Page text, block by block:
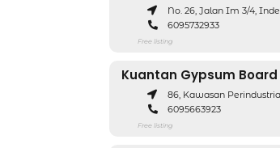
No. 26, Jalan Im 3/4,
6095732933
Free listing
Kuantan Gypsum Board
86, Kawasan
6095663923
Free listing